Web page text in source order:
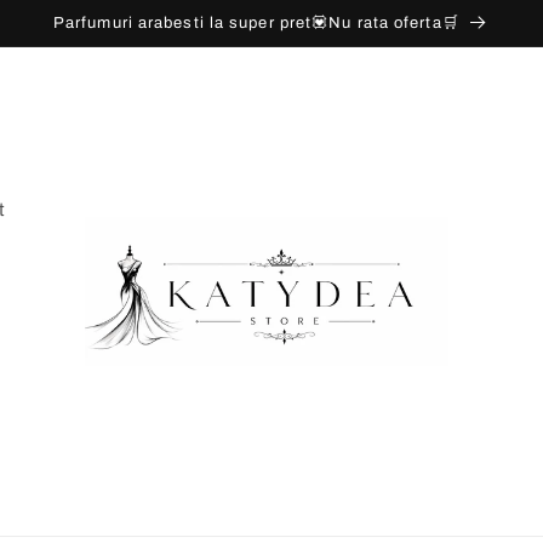
Parfumuri arabesti la super pret💟Nu rata oferta🛒